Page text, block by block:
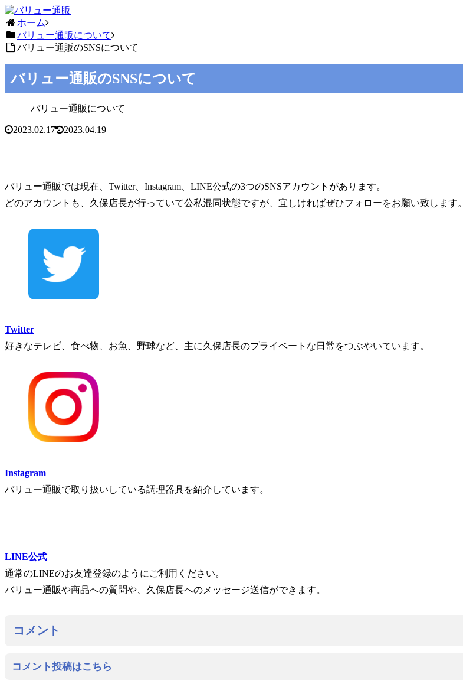
ホーム
バリュー通販について
バリュー通販のSNSについて
バリュー通販のSNSについて
バリュー通販について
2023.02.17 2023.04.19
バリュー通販では現在、Twitter、Instagram、LINE公式の3つのSNSアカウントがあります。
どのアカウントも、久保店長が行っていて公私混同状態ですが、宜しければぜひフォローをお願い致します。
Twitter
好きなテレビ、食べ物、お魚、野球など、主に久保店長のプライベートな日常をつぶやいています。
Instagram
バリュー通販で取り扱いしている調理器具を紹介しています。
LINE公式
通常のLINEのお友達登録のようにご利用ください。
バリュー通販や商品への質問や、久保店長へのメッセージ送信ができます。
コメント
コメント投稿はこちら